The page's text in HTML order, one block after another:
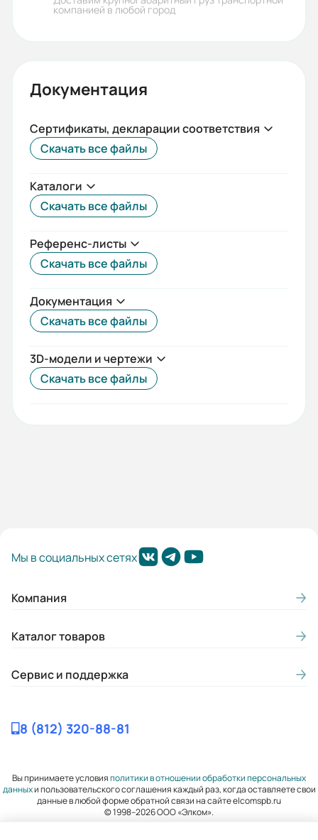
компанией в любой город
Документация
Сертификаты, декларации соответствия
Скачать все файлы
Каталоги
Скачать все файлы
Референс-листы
Скачать все файлы
Документация
Скачать все файлы
3D-модели и чертежи
Скачать все файлы
Мы в социальных сетях
Компания
Каталог товаров
Сервис и поддержка
8 (812) 320-88-81
Вы принимаете условияполитики в отношении обработки персональных
данныхи пользовательского соглашения каждый раз, когда оставляете свои
данные в любой форме обратной связи на сайте elcomspb.ru
© 1998–2026 ООО «Элком».